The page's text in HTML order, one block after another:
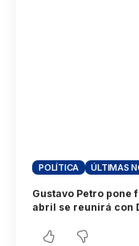
POLÍTICA ÚLTIMAS
Gustavo Petro pone
abril se reunirá con